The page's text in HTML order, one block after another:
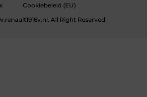
Cookiebeleid (EU)
All Right Reserved.